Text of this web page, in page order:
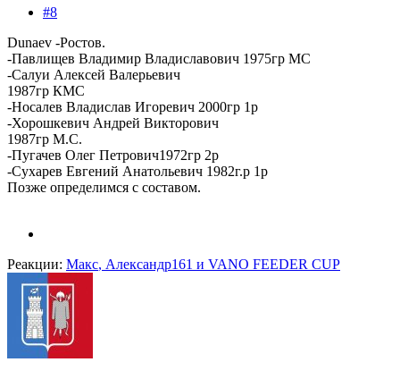
#8
Dunaev -Ростов.
-Павлищев Владимир Владиславович 1975гр МС
-Салуи Алексей Валерьевич
1987гр КМС
-Носалев Владислав Игоревич 2000гр 1р
-Хорошкевич Андрей Викторович
1987гр М.С.
-Пугачев Олег Петрович1972гр 2р
-Сухарев Евгений Анатольевич 1982г.р 1р
Позже определимся с составом.
Реакции: Макс, Александр161 и VANO FEEDER CUP